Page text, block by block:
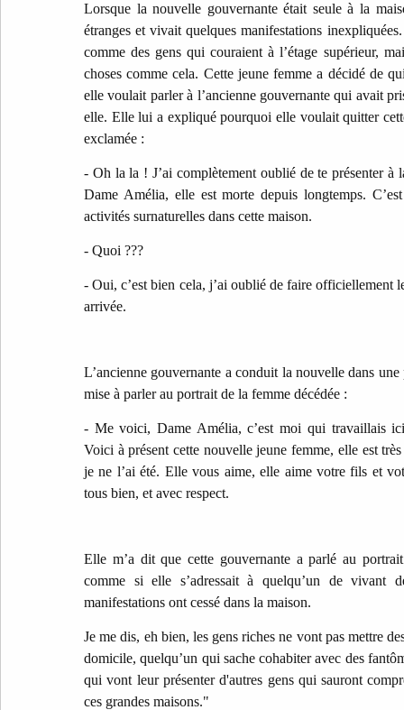
Lorsque la nouvelle gouvernante était seule à la
étranges et vivait quelques manifestations
comme des gens qui couraient à l’étage supérieur,
choses comme cela. Cette jeune femme a décidé de
elle voulait parler à l’ancienne gouvernante qui avait
elle. Elle lui a expliqué pourquoi elle voulait quitter
exclamée :
- Oh la la ! J’ai complètement oublié de te présenter à
Dame Amélia, elle est morte depuis longtemps.
activités surnaturelles dans cette maison.
- Quoi ???
- Oui, c’est bien cela, j’ai oublié de faire officiellement
arrivée.
L’ancienne gouvernante a conduit la nouvelle dans une
mise à parler au portrait de la femme décédée :
- Me voici, Dame Amélia, c’est moi qui travaillais
Voici à présent cette nouvelle jeune femme, elle est
je ne l’ai été. Elle vous aime, elle aime votre fils et
tous bien, et avec respect.
Elle m’a dit que cette gouvernante a parlé au
comme si elle s’adressait à quelqu’un de vivant
manifestations ont cessé dans la maison.
Je me dis, eh bien, les gens riches ne vont pas mettre
domicile, quelqu’un qui sache cohabiter avec des
qui vont leur présenter d'autres gens qui sauront
ces grandes maisons."